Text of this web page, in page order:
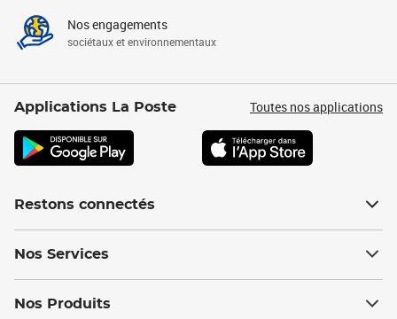
Nos engagements
sociétaux et environnementaux
Applications La Poste Toutes nos applications
Restons connectés
Nos Services
Nos Produits